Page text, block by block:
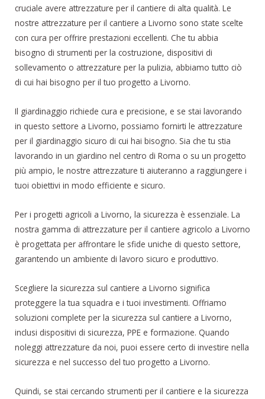
cruciale avere attrezzature per il cantiere di alta qualità. Le
nostre attrezzature per il cantiere a Livorno sono state scelte
con cura per offrire prestazioni eccellenti. Che tu abbia
bisogno di strumenti per la costruzione, dispositivi di
sollevamento o attrezzature per la pulizia, abbiamo tutto ciò
di cui hai bisogno per il tuo progetto a Livorno.
Il giardinaggio richiede cura e precisione, e se stai lavorando
in questo settore a Livorno, possiamo fornirti le attrezzature
per il giardinaggio sicuro di cui hai bisogno. Sia che tu stia
lavorando in un giardino nel centro di Roma o su un progetto
più ampio, le nostre attrezzature ti aiuteranno a raggiungere i
tuoi obiettivi in modo efficiente e sicuro.
Per i progetti agricoli a Livorno, la sicurezza è essenziale. La
nostra gamma di attrezzature per il cantiere agricolo a Livorno
è progettata per affrontare le sfide uniche di questo settore,
garantendo un ambiente di lavoro sicuro e produttivo.
Scegliere la sicurezza sul cantiere a Livorno significa
proteggere la tua squadra e i tuoi investimenti. Offriamo
soluzioni complete per la sicurezza sul cantiere a Livorno,
inclusi dispositivi di sicurezza, PPE e formazione. Quando
noleggi attrezzature da noi, puoi essere certo di investire nella
sicurezza e nel successo del tuo progetto a Livorno.
Quindi, se stai cercando strumenti per il cantiere e la sicurezza